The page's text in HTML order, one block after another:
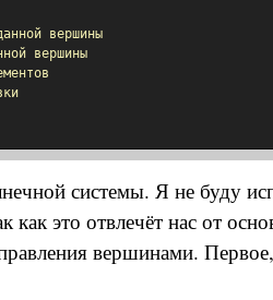
вершины
вершины
системы. Я не буду
как это отвлечёт нас от
вершинами.